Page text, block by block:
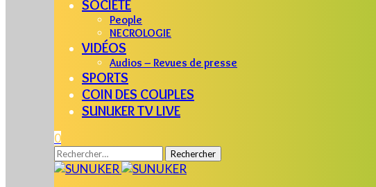
SOCIÉTÉ
People
NECROLOGIE
VIDÉOS
Audios – Revues de presse
SPORTS
COIN DES COUPLES
SUNUKER TV LIVE
0
Rechercher :